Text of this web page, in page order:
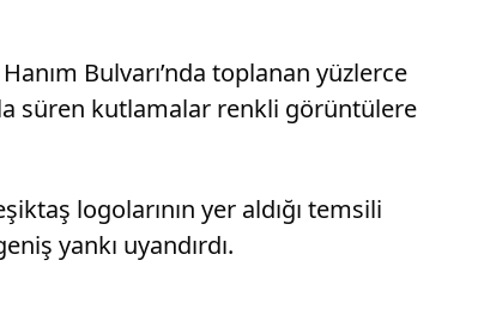
Bulvarı’nda toplanan yüzlerce
süren kutlamalar renkli görüntülere
logolarının yer aldığı temsili
yankı uyandırdı.